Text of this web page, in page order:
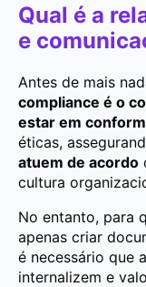
Qual é a
e
Antes de mais
compliance é o
estar em
éticas,
atuem de acordo
cultura
No entanto, para
apenas criar
é necessário que
internalizem e